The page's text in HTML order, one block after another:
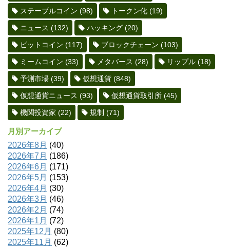
ステーブルコイン (98) トークン化 (19)
ニュース (132) ハッキング (20)
ビットコイン (117) ブロックチェーン (103)
ミームコイン (33) メタバース (28) リップル (18)
予測市場 (39) 仮想通貨 (848)
仮想通貨ニュース (93) 仮想通貨取引所 (45)
機関投資家 (22) 規制 (71)
月別アーカイブ
2026年8月 (40)
2026年7月 (186)
2026年6月 (171)
2026年5月 (153)
2026年4月 (30)
2026年3月 (46)
2026年2月 (74)
2026年1月 (72)
2025年12月 (80)
2025年11月 (62)